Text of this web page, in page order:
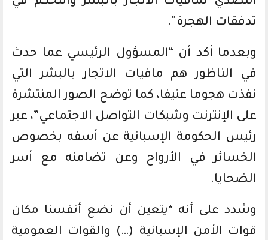
تدفقات الهجرة”.
وبعدما أكد أن “المسؤول الرئيسي عما حدث
في الناظور هم مافيات الاتجار بالبشر التي
نفذت هجوما عنيفا، كما توضح الصور المنتشرة
على الإنترنت وشبكات التواصل الاجتماعي”، عبر
رئيس الحكومة الإسبانية عن أسفه بخصوص
الخسائر في الأرواح وعن تضامنه مع أسر
الضحايا.
وشدد على أنه “يتعين أن نضع أنفسنا مكان
قوات الأمن الإسبانية (…) والقوات العمومية